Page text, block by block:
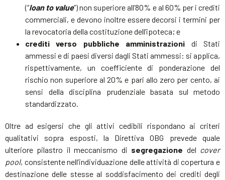
(“loan to value”) non superiore all’80% e al 60% per i crediti
commerciali, e devono inoltre essere decorsi i termini per
la revocatoria della costituzione dell’ipoteca; e
crediti verso pubbliche amministrazioni di Stati
ammessi e di paesi diversi dagli Stati ammessi: si applica,
rispettivamente, un coefficiente di ponderazione del
rischio non superiore al 20% e pari allo zero per cento, ai
sensi della disciplina prudenziale basata sul metodo
standardizzato.
Oltre ad esigersi che gli attivi cedibili rispondano ai criteri
qualitativi sopra esposti, la Direttiva OBG prevede quale
ulteriore pilastro il meccanismo di segregazione del cover
pool, consistente nell’individuazione delle attività di copertura e
destinazione delle stesse al soddisfacimento dei crediti degli